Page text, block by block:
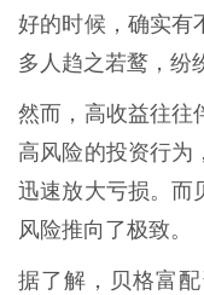
好的时候，确实有
多人趋之若鹜，纷
然而，高收益往往
高风险的投资行为
迅速放大亏损。而
风险推向了极致。
据了解，贝格富